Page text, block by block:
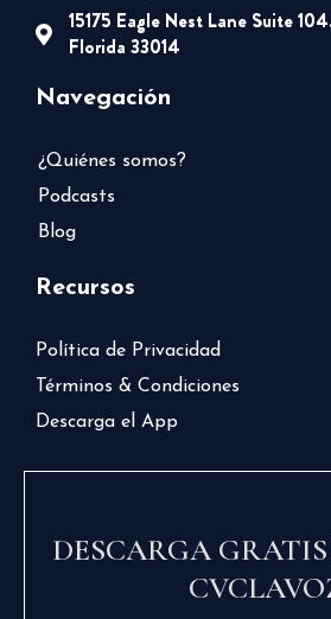
15175 Eagle Nest Lane Suite
Florida 33014
Navegación
¿Quiénes somos?
Podcasts
Blog
Recursos
Política de Privacidad
Términos & Condiciones
Descarga el App
DESCARGA